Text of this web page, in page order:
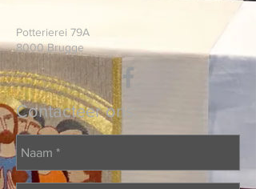
Potterierei 79A
8000 Brugge
Contacteer ons: